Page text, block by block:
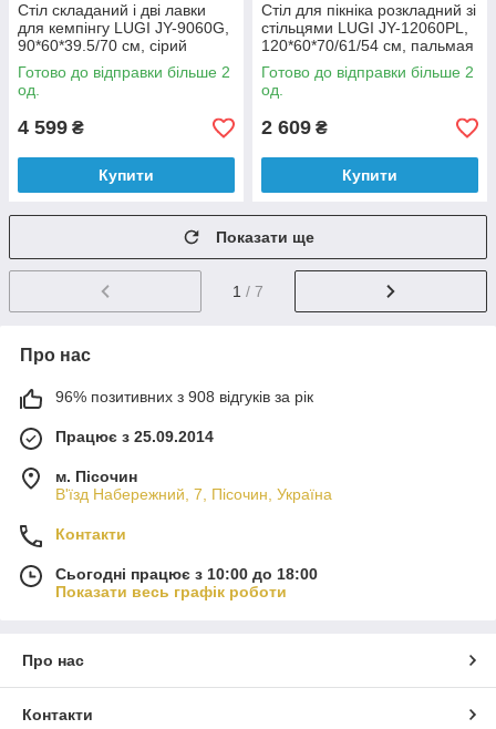
Стіл складаний і дві лавки
для кемпінгу LUGI JY-9060G,
90*60*39.5/70 см, сірий
Готово до відправки більше 2
од.
4 599 ₴
Купити
Стіл для пікніка розкладний зі
стільцями LUGI JY-12060PL,
120*60*70/61/54 см, пальмая
пикника туристический
Готово до відправки більше 2
од.
2 609 ₴
Купити
Показати ще
1 / 7
Про нас
96% позитивних з 908 відгуків за рік
Працює з 25.09.2014
м. Пісочин
В'їзд Набережний, 7, Пісочин, Україна
Контакти
Сьогодні працює з 10:00 до 18:00
Показати весь графік роботи
Про нас
Контакти